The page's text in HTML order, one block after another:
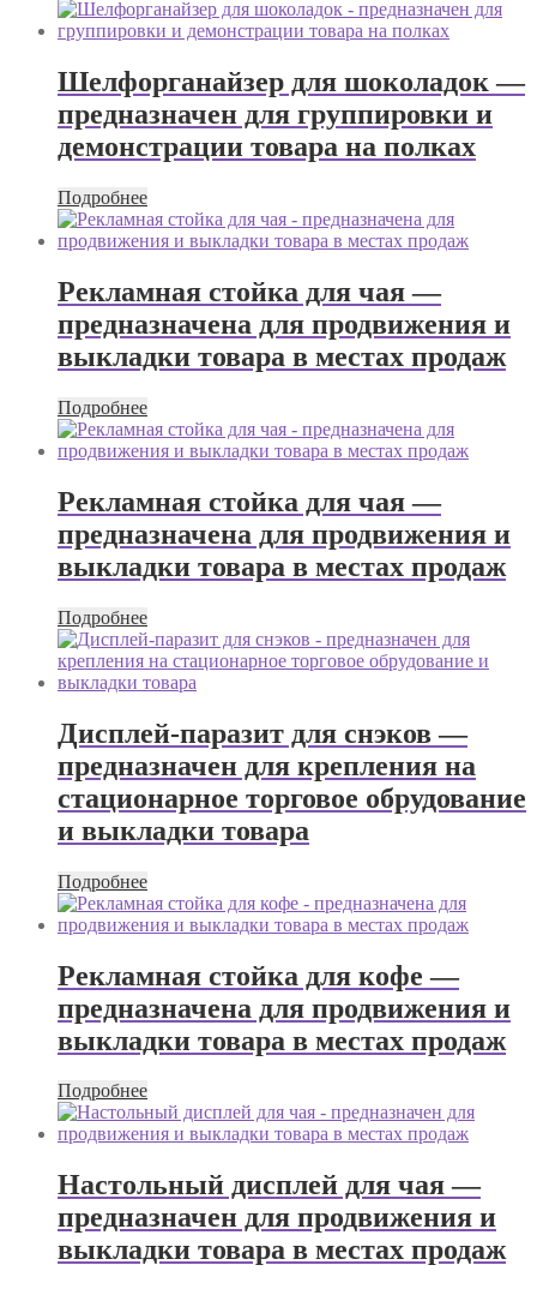
Шелфорганайзер для шоколадок —
предназначен для группировки и
демонстрации товара на полках
Подробнее
Рекламная стойка для чая —
предназначена для продвижения и
выкладки товара в местах продаж
Подробнее
Рекламная стойка для чая —
предназначена для продвижения и
выкладки товара в местах продаж
Подробнее
Дисплей-паразит для снэков —
предназначен для крепления на
стационарное торговое обрудование
и выкладки товара
Подробнее
Рекламная стойка для кофе —
предназначена для продвижения и
выкладки товара в местах продаж
Подробнее
Настольный дисплей для чая —
предназначен для продвижения и
выкладки товара в местах продаж